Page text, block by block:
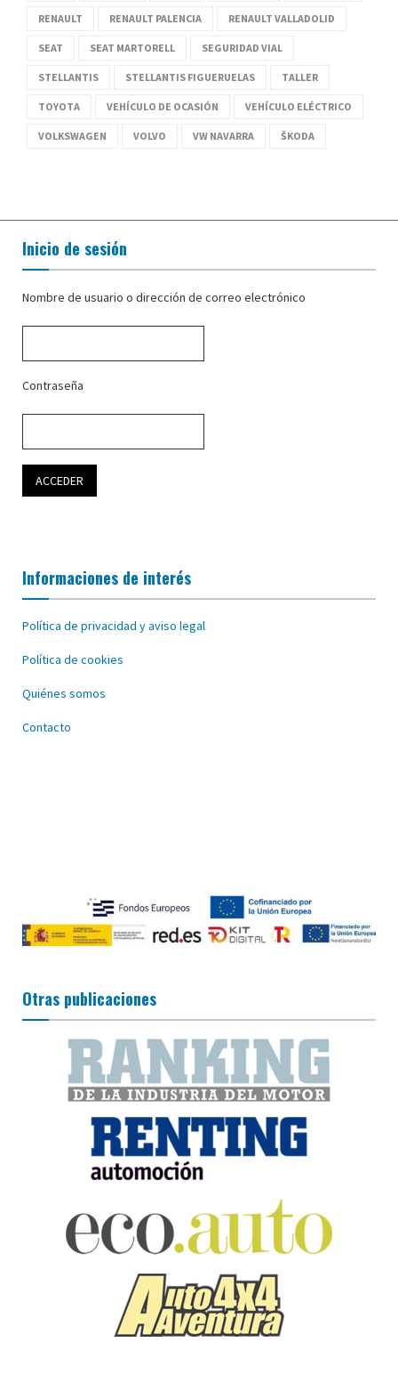
RENAULT RENAULT PALENCIA RENAULT VALLADOLID
SEAT SEAT MARTORELL SEGURIDAD VIAL
STELLANTIS STELLANTIS FIGUERUELAS TALLER
TOYOTA VEHÍCULO DE OCASIÓN VEHÍCULO ELÉCTRICO
VOLKSWAGEN VOLVO VW NAVARRA ŠKODA
Inicio de sesión
Nombre de usuario o dirección de correo electrónico
Contraseña
Informaciones de interés
Política de privacidad y aviso legal
Política de cookies
Quiénes somos
Contacto
Otras publicaciones